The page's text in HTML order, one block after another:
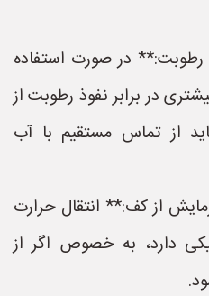
رطوبت:** در صورت استفاده
در برابر نفوذ رطوبت از
از تماس مستقیم با آب
از کف:** انتقال حرارت
دارد، به خصوص اگر از